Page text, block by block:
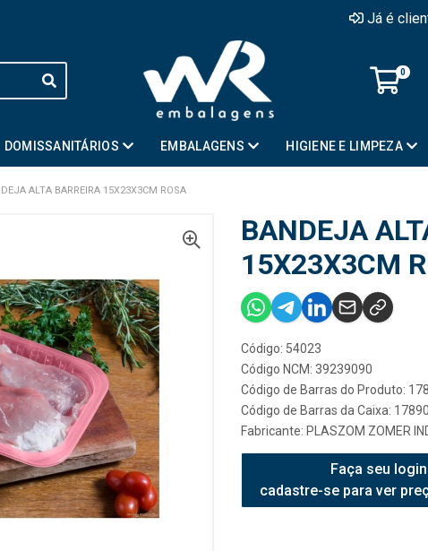
Já é
0
DOMISSANITÁRIOS EMBALAGENS HIGIENE E LIMPEZA
ALTA BARREIRA 15X23X3CM ROSA
BANDEJA
15X23X3CM
Código: 54023
Código NCM: 39239090
Código de Barras do Produto:
Código de Barras da Caixa:
Fabricante: PLASZOM ZOMER
Faça seu
cadastre-se para ver